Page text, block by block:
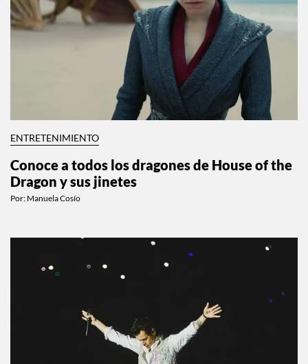
ENTRETENIMIENTO
Conoce a todos los dragones de House of the
Dragon y sus jinetes
Por: Manuela Cosío